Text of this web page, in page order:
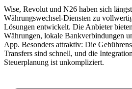
Wise, Revolut und N26 haben sich
Währungswechsel-Diensten zu
Lösungen entwickelt. Die Anbieter
Währungen, lokale Bankverbindungen
App. Besonders attraktiv: Die
Transfers sind schnell, und die
Steuerplanung ist unkompliziert.